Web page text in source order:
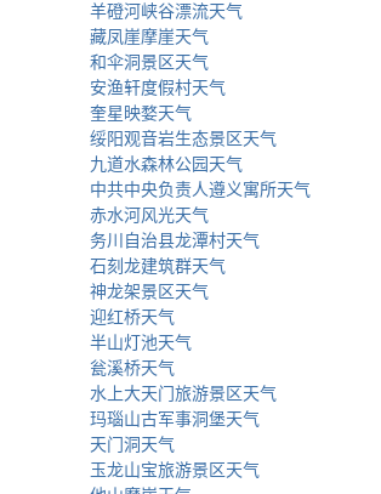
羊磴河峡谷漂流天气
藏凤崖摩崖天气
和伞洞景区天气
安渔轩度假村天气
奎星映婺天气
绥阳观音岩生态景区天气
九道水森林公园天气
中共中央负责人遵义寓所天气
赤水河风光天气
务川自治县龙潭村天气
石刻龙建筑群天气
神龙架景区天气
迎红桥天气
半山灯池天气
瓮溪桥天气
水上大天门旅游景区天气
玛瑙山古军事洞堡天气
天门洞天气
玉龙山宝旅游景区天气